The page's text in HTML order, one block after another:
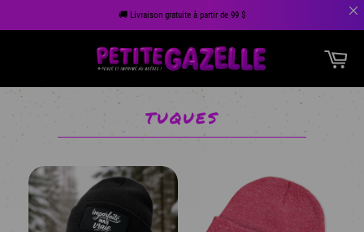
🚚 Livraison gratuite à partir de 99 $
TUQUES